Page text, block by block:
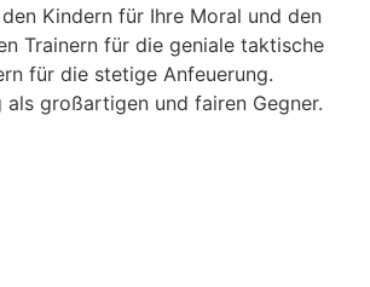
Kindern für Ihre Moral und den
Trainern für die geniale taktische
für die stetige Anfeuerung.
als großartigen und fairen Gegner.